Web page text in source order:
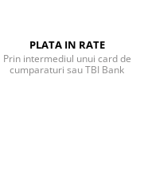
PLATA IN RATE
Prin intermediul unui card de
cumparaturi sau TBI Bank